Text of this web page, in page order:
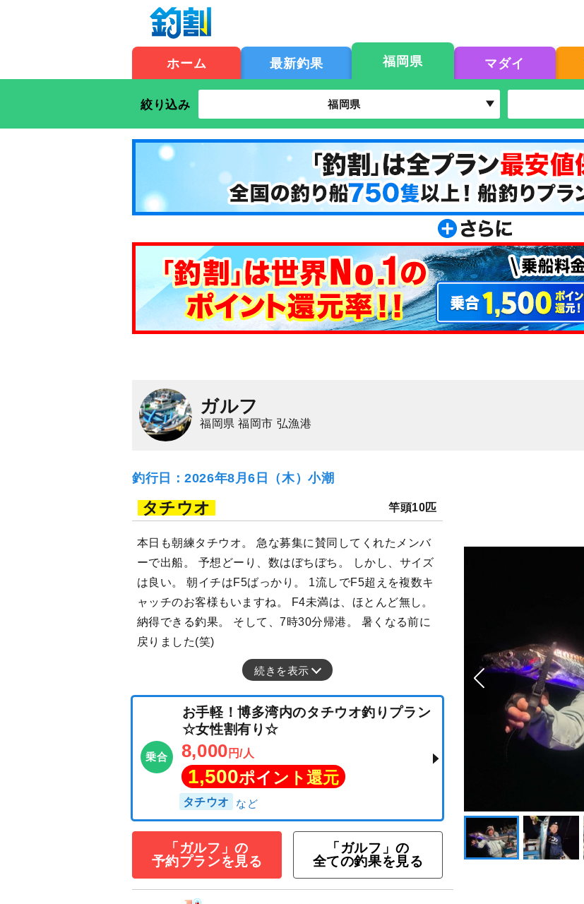
ホーム 最新釣果 福岡県 マダイ
絞り込み 福岡県
ガルフ
福岡県 福岡市 弘漁港
釣行日：2026年8月6日（木）小潮
タチウオ 竿頭10匹
本日も朝練タチウオ。 急な募集に賛同してくれたメンバ
ーで出船。 予想どーり、数はぼちぼち。 しかし、サイズ
は良い。 朝イチはF5ばっかり。 1流しでF5超えを複数キ
ャッチのお客様もいますね。 F4未満は、ほとんど無し。
納得できる釣果。 そして、7時30分帰港。 暑くなる前に
戻りました(笑)
続きを表示
乗合
お手軽！博多湾内のタチウオ釣りプラン
☆女性割有り☆
8,000円/人
1,500 ポイント還元
タチウオ
「ガルフ」の
予約プランを見る
「ガルフ」の
全ての釣果を見る